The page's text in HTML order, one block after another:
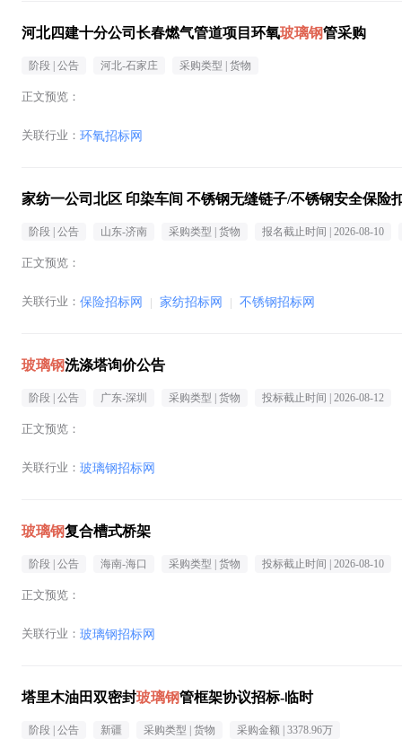
河北四建十分公司长春燃气管道项目环氧玻璃钢管采购
阶段 | 公告 河北-石家庄 采购类型 | 货物
正文预览：
关联行业： 环氧招标网
家纺一公司北区 印染车间 不锈钢无缝链子/不锈钢安全保险
阶段 | 公告 山东-济南 采购类型 | 货物 报名截止时间 | 2026-08-10
正文预览：
关联行业： 保险招标网 | 家纺招标网 | 不锈钢招标网
玻璃钢洗涤塔询价公告
阶段 | 公告 广东-深圳 采购类型 | 货物 投标截止时间 | 2026-08-12
正文预览：
关联行业： 玻璃钢招标网
玻璃钢复合槽式桥架
阶段 | 公告 海南-海口 采购类型 | 货物 投标截止时间 | 2026-08-10
正文预览：
关联行业： 玻璃钢招标网
塔里木油田双密封玻璃钢管框架协议招标-临时
阶段 | 公告 新疆 采购类型 | 货物 采购金额 | 3378.96万